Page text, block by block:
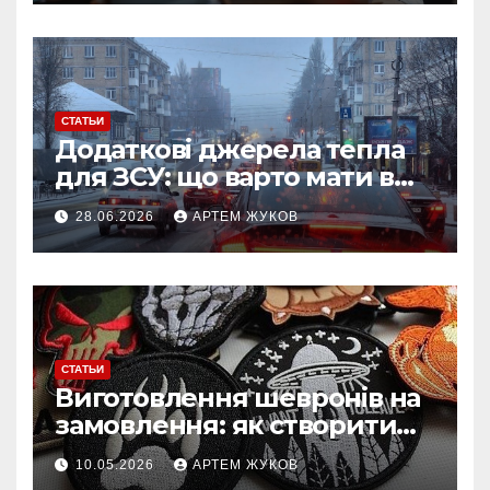
СТАТЬИ
Додаткові джерела тепла
для ЗСУ: що варто мати в
польових умовах взимку
28.06.2026 АРТЕМ ЖУКОВ
СТАТЬИ
Виготовлення шевронів на
замовлення: як створити
власний дизайн нашивки
10.05.2026 АРТЕМ ЖУКОВ